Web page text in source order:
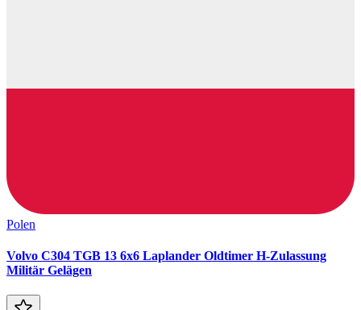
Polen
Volvo C304 TGB 13 6x6 Laplander Oldtimer H-Zulassung
Militär Gelägen